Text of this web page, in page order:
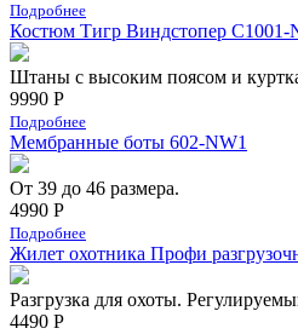
Подробнее
Костюм Тигр Виндстопер C1001-
Штаны с высоким поясом и
9990 Р
Подробнее
Мембранные боты 602-NW1
От 39 до 46 размера.
4990 Р
Подробнее
Жилет охотника Профи
Разгрузка для охоты.
4490 Р